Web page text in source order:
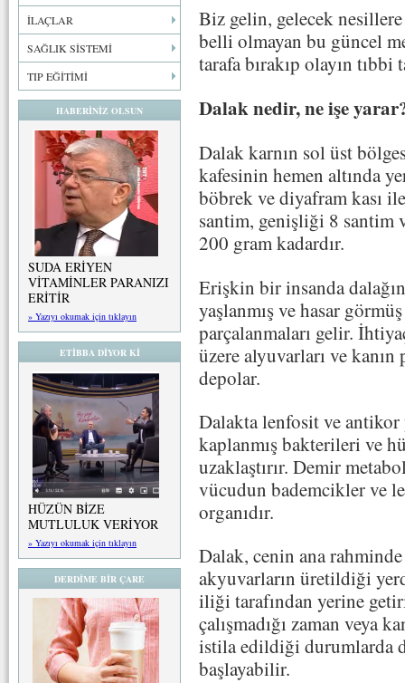
İLAÇLAR
SAĞLIK SİSTEMİ
TIP EĞİTİMİ
HABERİNİZ OLSUN
SUDA ERİYEN
VİTAMİNLER PARANIZI
ERİTİR
» Yazıyı okumak için tıklayın
ETİBBA DİYOR Kİ
HÜZÜN BİZE
MUTLULUK VERİYOR
» Yazıyı okumak için tıklayın
DERDİME BİR ÇARE
Biz gelin, gelecek
belli olmayan bu güncel
tarafa bırakıp olayın tıbbi
Dalak nedir, ne işe
Dalak karnın sol üst
kafesinin hemen altında
böbrek ve diyafram kası
santim, genişliği 8 santim
200 gram kadardır.
Erişkin bir insanda
yaşlanmış ve hasar
parçalanmaları gelir.
üzere alyuvarları ve kanın
depolar.
Dalakta lenfosit ve antikor
kaplanmış bakterileri ve
uzaklaştırır. Demir
vücudun bademcikler ve
organıdır.
Dalak, cenin ana
akyuvarların üretildiği
iliği tarafından yerine
çalışmadığı zaman veya
istila edildiği durumlarda
başlayabilir.